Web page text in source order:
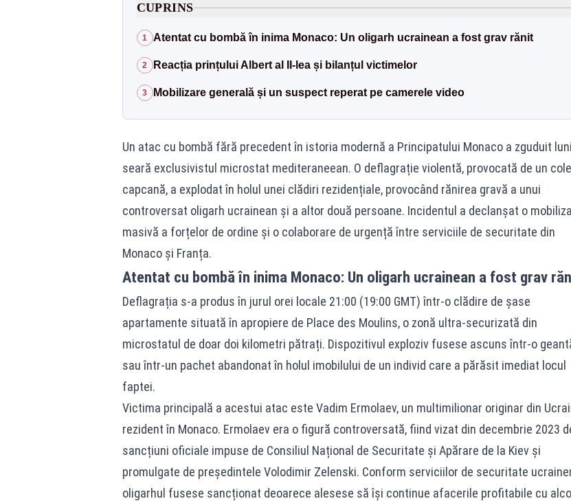
CUPRINS
1 Atentat cu bombă în inima Monaco: Un oligarh ucrainean a fost grav rănit
2 Reacția prințului Albert al II-lea și bilanțul victimelor
3 Mobilizare generală și un suspect reperat pe camerele video
Un atac cu bombă fără precedent în istoria modernă a Principatului Monaco a zguduit luni
seară exclusivistul microstat mediteraneean. O deflagrație violentă, provocată de un
capcană, a explodat în holul unei clădiri rezidențiale, provocând rănirea gravă a unui
controversat oligarh ucrainean și a altor două persoane. Incidentul a declanșat o
masivă a forțelor de ordine și o colaborare de urgență între serviciile de securitate din
Monaco și Franța.
Atentat cu bombă în inima Monaco: Un oligarh ucrainean a fost grav
Deflagrația s-a produs în jurul orei locale 21:00 (19:00 GMT) într-o clădire de șase
apartamente situată în apropiere de Place des Moulins, o zonă ultra-securizată din
microstatul de doar doi kilometri pătrați. Dispozitivul exploziv fusese ascuns într-o
sau într-un pachet abandonat în holul imobilului de un individ care a părăsit imediat locul
faptei.
Victima principală a acestui atac este Vadim Ermolaev, un multimilionar originar din
rezident în Monaco. Ermolaev era o figură controversată, fiind vizat din decembrie 2023
sancțiuni oficiale impuse de Consiliul Național de Securitate și Apărare de la Kiev și
promulgate de președintele Volodimir Zelenski. Conform serviciilor de securitate
oligarhul fusese sancționat deoarece alesese să își continue afacerile profitabile cu